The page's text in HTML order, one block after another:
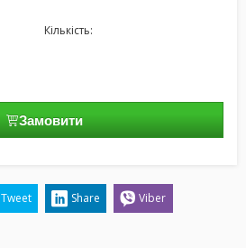
Кількість:
Замовити
Tweet Share Viber